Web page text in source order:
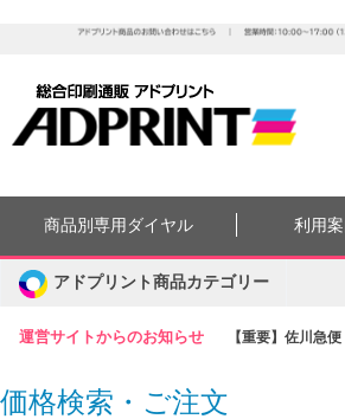
運営サイトからのお知らせ 【重要】佐川急
商品別専用ダイヤル 利用
アドプリント商品カテゴリー
価格検索・ご注文